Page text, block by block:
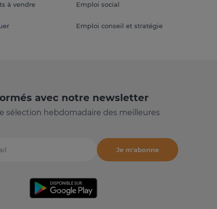
à vendre Emploi social
Emploi conseil et stratégie
avec notre newsletter
sélection hebdomadaire des meilleures
Je m'abonne